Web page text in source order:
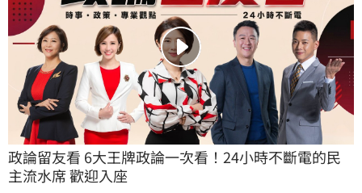
政論留友看 6大王牌政論一次看！24小時不斷電的民
主流水席 歡迎入座